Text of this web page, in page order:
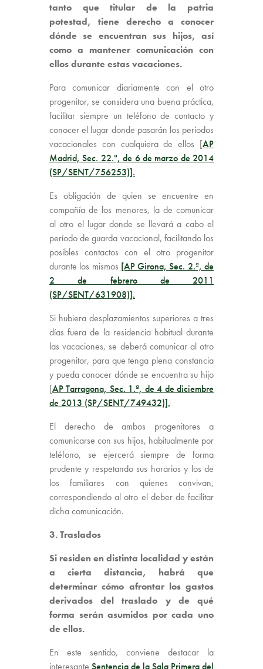
tanto que titular de la patria
potestad, tiene derecho a conocer
dónde se encuentran sus hijos, así
como a mantener comunicación con
ellos durante estas vacaciones.
Para comunicar diariamente con el otro
progenitor, se considera una buena práctica,
facilitar siempre un teléfono de contacto y
conocer el lugar donde pasarán los períodos
vacacionales con cualquiera de ellos [AP
Madrid, Sec. 22.ª, de 6 de marzo de 2014
(SP/SENT/756253)].
Es obligación de quien se encuentre en
compañía de los menores, la de comunicar
al otro el lugar donde se llevará a cabo el
período de guarda vacacional, facilitando los
posibles contactos con el otro progenitor
durante los mismos [AP Girona, Sec. 2.ª, de
2 de febrero de 2011
(SP/SENT/631908)].
Si hubiera desplazamientos superiores a tres
días fuera de la residencia habitual durante
las vacaciones, se deberá comunicar al otro
progenitor, para que tenga plena constancia
y pueda conocer dónde se encuentra su hijo
[AP Tarragona, Sec. 1.ª, de 4 de diciembre
de 2013 (SP/SENT/749432)].
El derecho de ambos progenitores a
comunicarse con sus hijos, habitualmente por
teléfono, se ejercerá siempre de forma
prudente y respetando sus horarios y los de
los familiares con quienes convivan,
correspondiendo al otro el deber de facilitar
dicha comunicación.
3. Traslados
Si residen en distinta localidad y están
a cierta distancia, habrá que
determinar cómo afrontar los gastos
derivados del traslado y de qué
forma serán asumidos por cada uno
de ellos.
En este sentido, conviene destacar la
interesante Sentencia de la Sala Primera del